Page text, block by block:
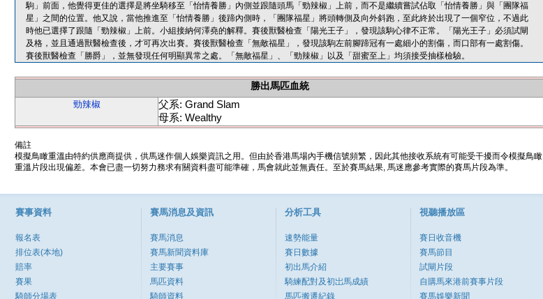
駒」前面，他覺得更佳的選擇是將坐騎移至「怡情養勝」內側並跟隨頭馬「勁辣椒」上前，而不是繼續嘗試佔取「怡情養勝」與「團隊福
星」之間的位置。他又說，當他推進至「怡情養勝」後蹄內側時，「團隊福星」將頭轉側及向外斜跑，至此終於出現了一個窄位，不過此
時他已選擇了跟隨「勁辣椒」上前。小組接納何澤堯的解釋。賽後獸醫檢查「陽光王子」，發現該駒心律不正常。「陽光王子」必須試閘
及格，並且通過獸醫檢查後，才可再次出賽。賽後獸醫檢查「無敵福星」，發現該駒左前腳蹄冠有一處細小的割傷，而口部有一處割傷。
賽後獸醫檢查「勝爵」，並無發現任何明顯異常之處。「無敵福星」、「勁辣椒」以及「甜蜜至上」均須接受抽樣檢驗。
勝出馬匹血統
勁辣椒
父系: Grand Slam
母系: Wealthy
備註
模擬鳥瞰重溫由特約供應商提供，供馬迷作個人娛樂資訊之用。但由於香港馬場內手機信號頻繁，因此其他接收系統有可能受干擾而令模擬鳥瞰
重溫片段出現偏差。本會已盡一切努力務求有關資料盡可能準確，馬會就此並無責任。至於賽馬結果, 馬迷應參考實際的賽馬片段為準。
賽事資料
報名表
排位表(本地)
賠率
賽果
騎師分場表
賽馬消息及資訊
賽馬消息
賽馬新聞資料庫
主要賽事
馬匹資料
騎師資料
分析工具
速勢能量
賽日數據
初出馬介紹
騎練配對及初岀馬成績
馬匹搬遷紀錄
視聽播放區
賽日收音機
賽馬節目
試閘片段
自購馬來港前賽事片段
賽馬娛樂新聞